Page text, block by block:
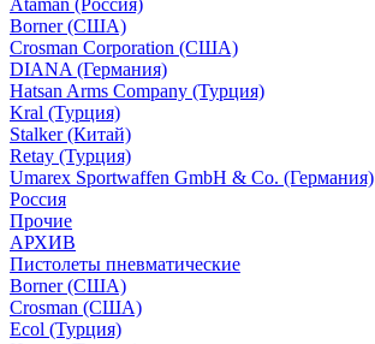
Ataman (Россия)
Borner (США)
Crosman Corporation (США)
DIANA (Германия)
Hatsan Arms Company (Турция)
Kral (Турция)
Stalker (Китай)
Retay (Турция)
Umarex Sportwaffen GmbH & Co. (Германия)
Россия
Прочие
АРХИВ
Пистолеты пневматические
Borner (США)
Crosman (США)
Ecol (Турция)